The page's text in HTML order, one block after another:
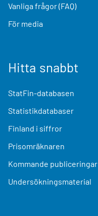
Vanliga frågor (FAQ)
För media
Hitta snabbt
StatFin-databasen
Statistikdatabaser
Finland i siffror
Prisomräknaren
Kommande publiceringar
Undersökningsmaterial